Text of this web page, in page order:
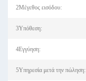
2Μέγεθος εισόδου:
3Υπόθεση:
4Εγγύηση:
5Υπηρεσία μετά την πώληση: